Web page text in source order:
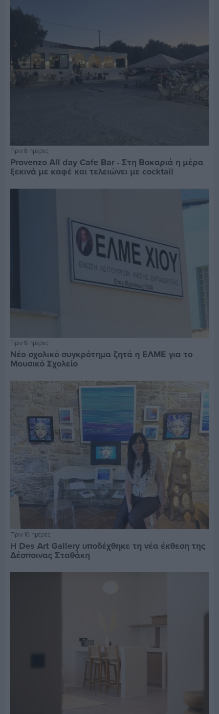
Πριν 8 ημέρες
Provenzo All day Cafe Bar - Στη Βοκαριά η μέρα
ξεκινά με καφέ και τελειώνει με cocktail
Πριν 9 ημέρες
Νέο σχολικό συγκρότημα ζητά η ΕΛΜΕ για το
Μουσικό Σχολείο
Πριν 10 ημέρες
Η Des Art Gallery υποδέχθηκε τη νέα έκθεση της
Δέσποινας Σταθάκη